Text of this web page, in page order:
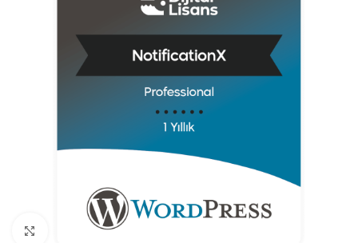
Click to enlarge